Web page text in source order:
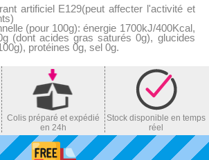
artificiel E129(peut affecter l'activité et
(pour 100g): énergie 1700kJ/400Kcal,
(dont acides gras saturés 0g), glucides
protéines 0g, sel 0g.
Colis préparé et expédié
en 24h
Stock disponible en temps
réel